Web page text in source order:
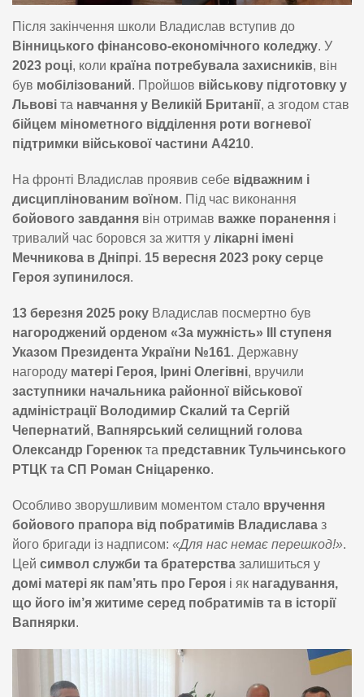
Після закінчення школи Владислав вступив до
Вінницького фінансово-економічного коледжу. У
2023 році, коли країна потребувала захисників, він
був мобілізований. Пройшов військову підготовку у
Львові та навчання у Великій Британії, а згодом став
бійцем мінометного відділення роти вогневої
підтримки військової частини А4210.
На фронті Владислав проявив себе відважним і
дисциплінованим воїном. Під час виконання
бойового завдання він отримав важке поранення і
тривалий час боровся за життя у лікарні імені
Мечникова в Дніпрі. 15 вересня 2023 року серце
Героя зупинилося.
13 березня 2025 року Владислав посмертно був
нагороджений орденом «За мужність» ІІІ ступеня
Указом Президента України №161. Державну
нагороду матері Героя, Ірині Олегівні, вручили
заступники начальника районної військової
адміністрації Володимир Скалий та Сергій
Чепернатий, Вапнярський селищний голова
Олександр Горенюк та представник Тульчинського
РТЦК та СП Роман Сніцаренко.
Особливо зворушливим моментом стало вручення
бойового прапора від побратимів Владислава з
його бригади із надписом: «Для нас немає перешкод!».
Цей символ служби та братерства залишиться у
домі матері як пам’ять про Героя і як нагадування,
що його ім’я житиме серед побратимів та в історії
Вапнярки.